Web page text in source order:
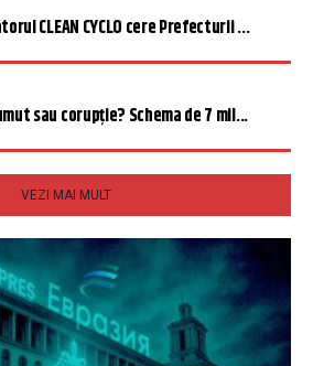
CLEAN CYCLO cere Prefecturii ...
sau corupție? Schema de 7 mil...
VEZI MAI MULT